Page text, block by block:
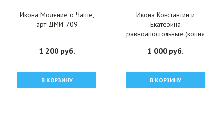
Икона Моление о Чаше,
арт ДМИ-709
1 200 руб.
В КОРЗИНУ
Икона Константин и
Екатерина
равноапостольные (копия
ОПИ-2098
1 000 руб.
В КОРЗИНУ